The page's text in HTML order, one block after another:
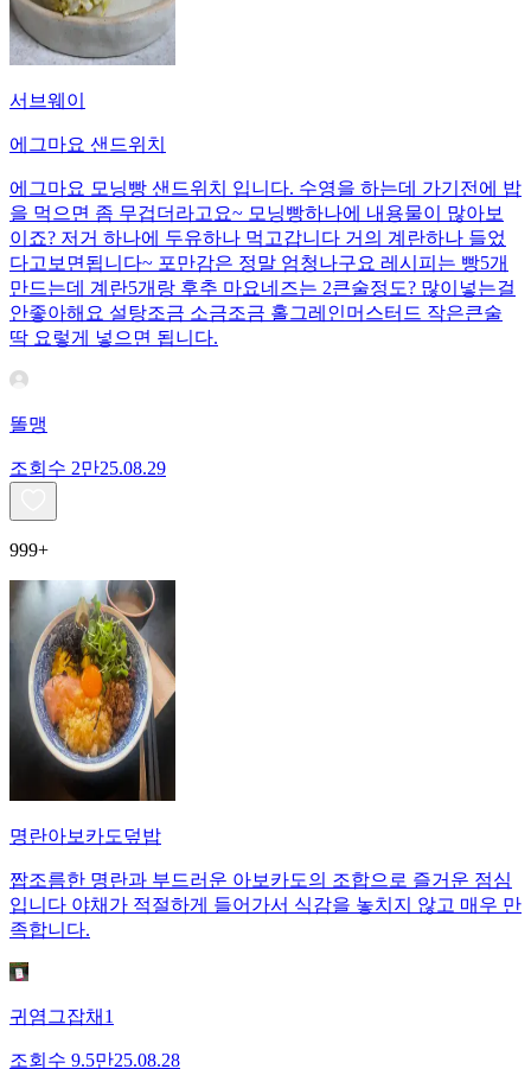
서브웨이
에그마요 샌드위치
에그마요 모닝빵 샌드위치 입니다. 수영을 하는데 가기전에 밥
을 먹으면 좀 무겁더라고요~ 모닝빵하나에 내용물이 많아보
이죠? 저거 하나에 두유하나 먹고갑니다 거의 계란하나 들었
다고보면됩니다~ 포만감은 정말 엄청나구요 레시피는 빵5개
만드는데 계란5개랑 후추 마요네즈는 2큰술정도? 많이넣는걸
안좋아해요 설탕조금 소금조금 홀그레인머스터드 작은큰술
딱 요렇게 넣으면 됩니다.
똘맹
조회수 2만25.08.29
999+
명란아보카도덮밥
짭조름한 명란과 부드러운 아보카도의 조합으로 즐거운 점심
입니다 야채가 적절하게 들어가서 식감을 놓치지 않고 매우 만
족합니다.
귀염그잡채1
조회수 9.5만25.08.28